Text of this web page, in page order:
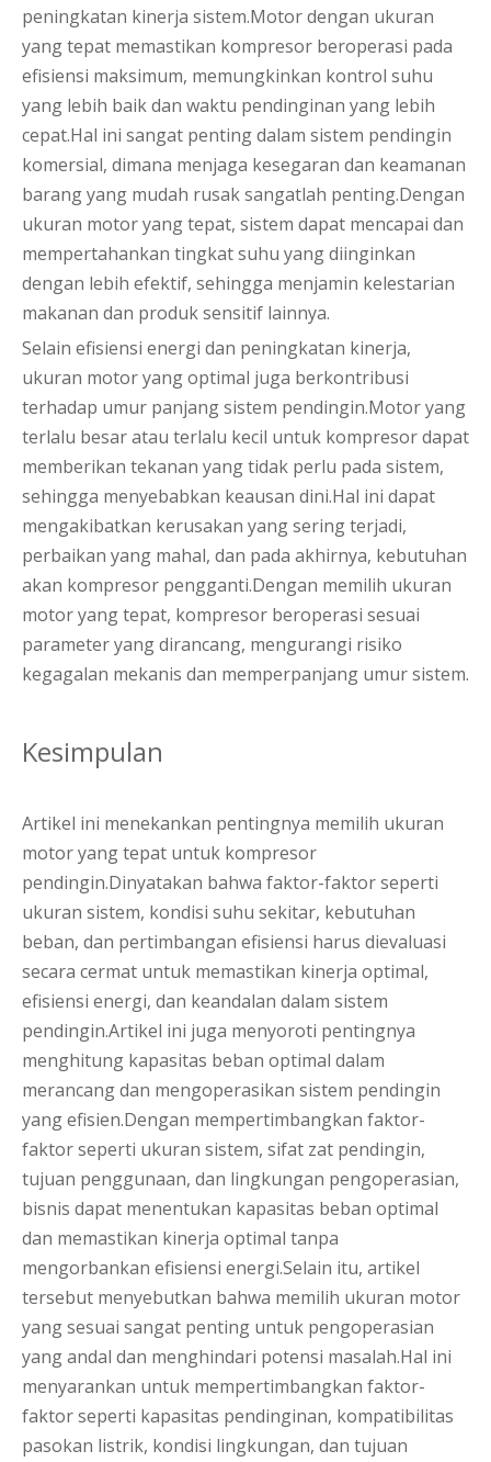
peningkatan kinerja sistem.Motor dengan ukuran
yang tepat memastikan kompresor beroperasi pada
efisiensi maksimum, memungkinkan kontrol suhu
yang lebih baik dan waktu pendinginan yang lebih
cepat.Hal ini sangat penting dalam sistem pendingin
komersial, dimana menjaga kesegaran dan keamanan
barang yang mudah rusak sangatlah penting.Dengan
ukuran motor yang tepat, sistem dapat mencapai dan
mempertahankan tingkat suhu yang diinginkan
dengan lebih efektif, sehingga menjamin kelestarian
makanan dan produk sensitif lainnya.
Selain efisiensi energi dan peningkatan kinerja,
ukuran motor yang optimal juga berkontribusi
terhadap umur panjang sistem pendingin.Motor yang
terlalu besar atau terlalu kecil untuk kompresor dapat
memberikan tekanan yang tidak perlu pada sistem,
sehingga menyebabkan keausan dini.Hal ini dapat
mengakibatkan kerusakan yang sering terjadi,
perbaikan yang mahal, dan pada akhirnya, kebutuhan
akan kompresor pengganti.Dengan memilih ukuran
motor yang tepat, kompresor beroperasi sesuai
parameter yang dirancang, mengurangi risiko
kegagalan mekanis dan memperpanjang umur sistem.
Kesimpulan
Artikel ini menekankan pentingnya memilih ukuran
motor yang tepat untuk kompresor
pendingin.Dinyatakan bahwa faktor-faktor seperti
ukuran sistem, kondisi suhu sekitar, kebutuhan
beban, dan pertimbangan efisiensi harus dievaluasi
secara cermat untuk memastikan kinerja optimal,
efisiensi energi, dan keandalan dalam sistem
pendingin.Artikel ini juga menyoroti pentingnya
menghitung kapasitas beban optimal dalam
merancang dan mengoperasikan sistem pendingin
yang efisien.Dengan mempertimbangkan faktor-
faktor seperti ukuran sistem, sifat zat pendingin,
tujuan penggunaan, dan lingkungan pengoperasian,
bisnis dapat menentukan kapasitas beban optimal
dan memastikan kinerja optimal tanpa
mengorbankan efisiensi energi.Selain itu, artikel
tersebut menyebutkan bahwa memilih ukuran motor
yang sesuai sangat penting untuk pengoperasian
yang andal dan menghindari potensi masalah.Hal ini
menyarankan untuk mempertimbangkan faktor-
faktor seperti kapasitas pendinginan, kompatibilitas
pasokan listrik, kondisi lingkungan, dan tujuan